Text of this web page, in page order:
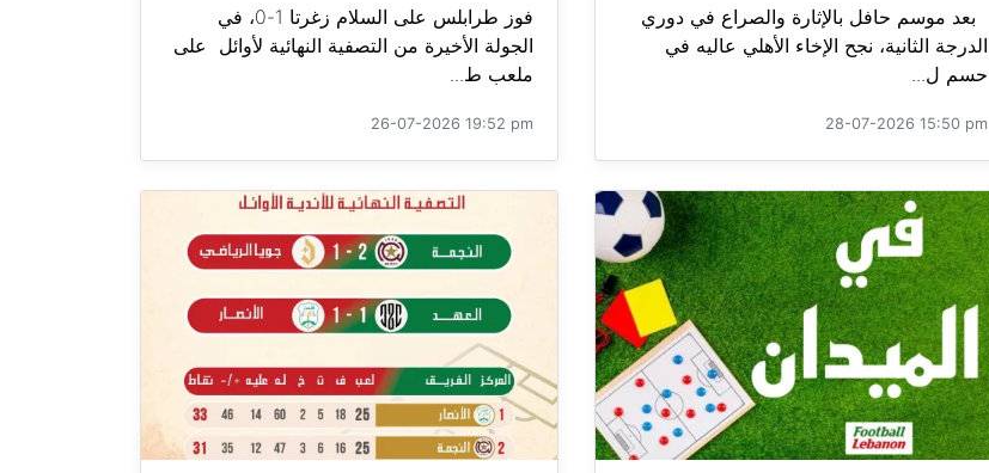
بعد موسم حافل بالإثارة والصراع في دوري
الدرجة الثانية، نجح الإخاء الأهلي عاليه في
حسم ل...
28-07-2026 15:50 pm
فوز طرابلس على السلام زغرتا 1-0، في
الجولة الأخيرة من التصفية النهائية لأوائل على
ملعب ط...
26-07-2026 19:52 pm